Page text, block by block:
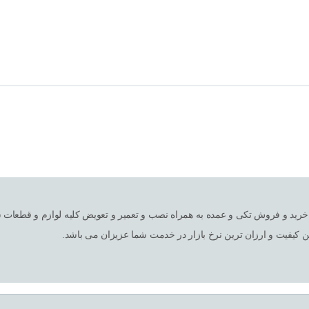
کیفیت و ارزان ترین نرخ بازار در خدمت شما عزیزان می باشد.